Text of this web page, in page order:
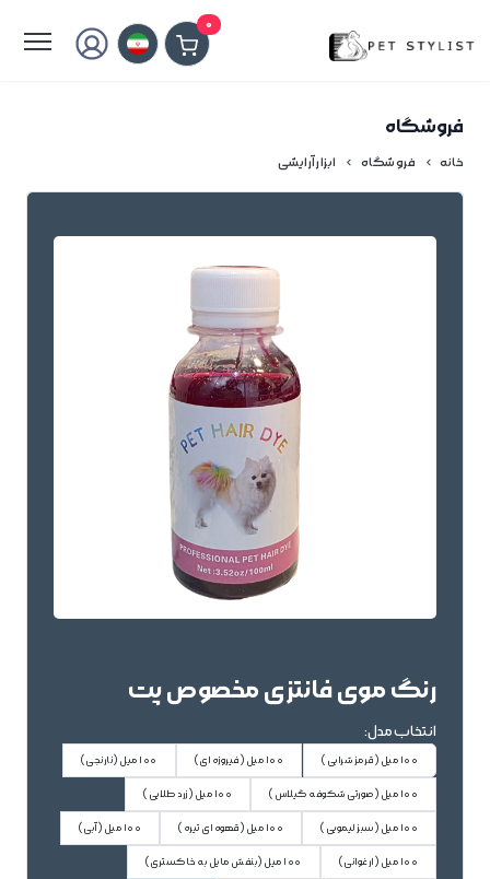
0
فروشگاه
خانه فروشگاه ابزار آرایشی
رنگ موی فانتزی مخصوص پت
انتخاب مدل:
100 میل (قرمز شرابی) 100 میل (فیروزه ای) 100 میل (نارنجی)
100 میل (صورتی شکوفه گیلاس) 100 میل (زرد طلایی)
100 میل (سبز لیمویی) 100 میل (قهوه ای تیره) 100 میل (آبی)
100 میل (ارغوانی) 100 میل (بنفش مایل به خاکستری)